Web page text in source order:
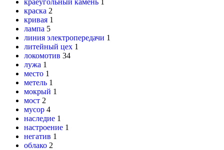
краска 2
кривая 1
лампа 5
линия электропередачи 1
литейный цех 1
локомотив 34
лужа 1
место 1
метель 1
мокрый 1
мост 2
мусор 4
наследие 1
настроение 1
негатив 1
облако 2